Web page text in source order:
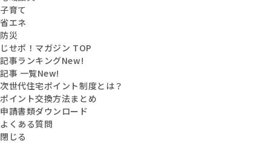
子育て
省エネ
防災
じせポ！マガジン TOP
記事ランキングNew!
記事 一覧New!
次世代住宅ポイント制度とは？
ポイント交換方法まとめ
申請書類ダウンロード
よくある質問
閉じる